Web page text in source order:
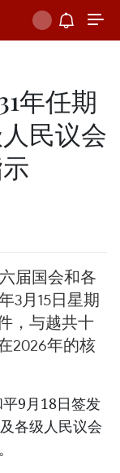
年任期
民议会
届国会和各
3月15日星期
，与越共十
2026年的核
9月18日签发
各级人民议会